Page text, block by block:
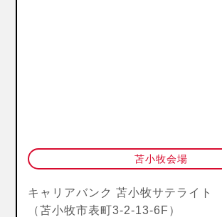
苫小牧会場
キャリアバンク 苫小牧サテライト
（苫小牧市表町3-2-13-6F）